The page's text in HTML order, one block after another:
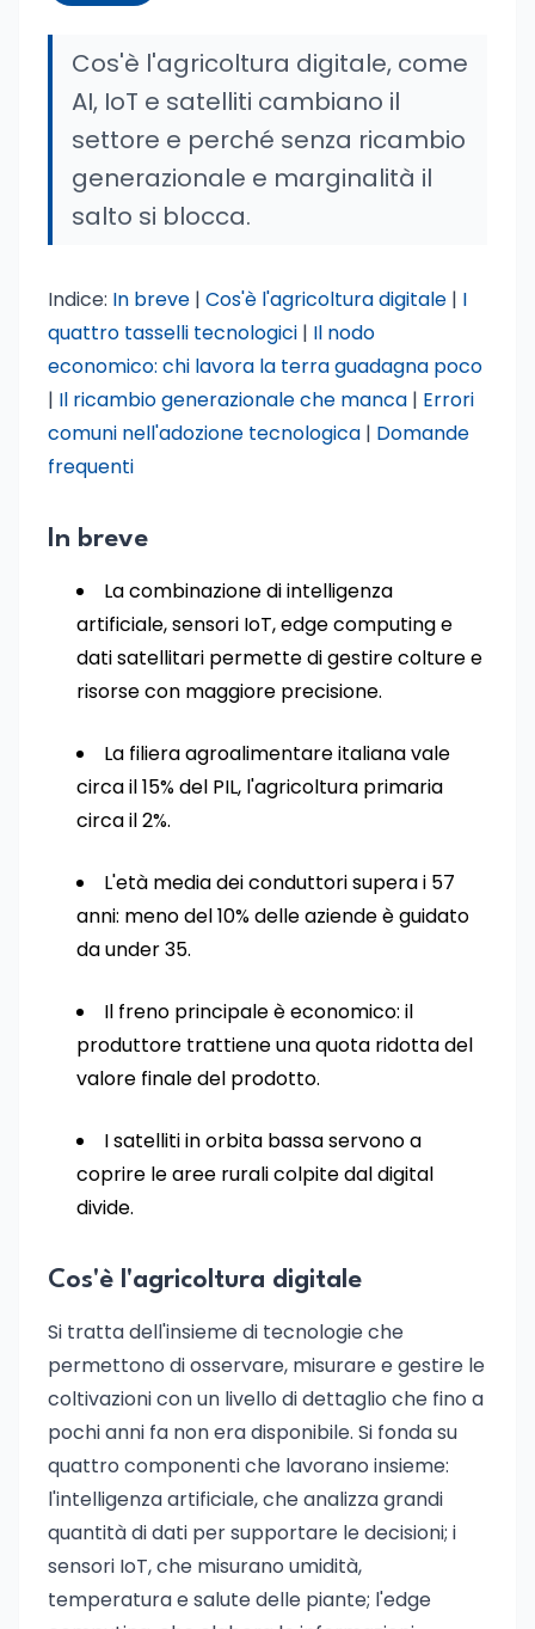
Cos'è l'agricoltura digitale, come
AI, IoT e satelliti cambiano il
settore e perché senza ricambio
generazionale e marginalità il
salto si blocca.
Indice: In breve | Cos'è l'agricoltura digitale | I
quattro tasselli tecnologici | Il nodo
economico: chi lavora la terra guadagna poco
| Il ricambio generazionale che manca | Errori
comuni nell'adozione tecnologica | Domande
frequenti
In breve
La combinazione di intelligenza
artificiale, sensori IoT, edge computing e
dati satellitari permette di gestire colture e
risorse con maggiore precisione.
La filiera agroalimentare italiana vale
circa il 15% del PIL, l'agricoltura primaria
circa il 2%.
L'età media dei conduttori supera i 57
anni: meno del 10% delle aziende è guidato
da under 35.
Il freno principale è economico: il
produttore trattiene una quota ridotta del
valore finale del prodotto.
I satelliti in orbita bassa servono a
coprire le aree rurali colpite dal digital
divide.
Cos'è l'agricoltura digitale
Si tratta dell'insieme di tecnologie che
permettono di osservare, misurare e gestire le
coltivazioni con un livello di dettaglio che fino a
pochi anni fa non era disponibile. Si fonda su
quattro componenti che lavorano insieme:
l'intelligenza artificiale, che analizza grandi
quantità di dati per supportare le decisioni; i
sensori IoT, che misurano umidità,
temperatura e salute delle piante; l'edge